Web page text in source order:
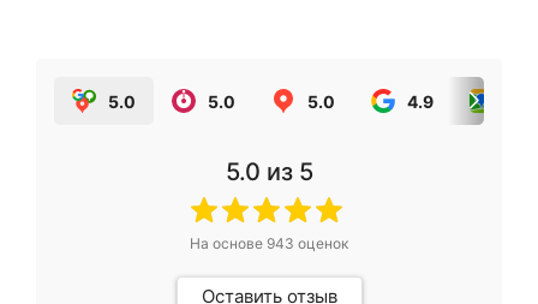
5.0 5.0 5.0 4.9
5.0 из 5
На основе 943 оценок
Оставить отзыв